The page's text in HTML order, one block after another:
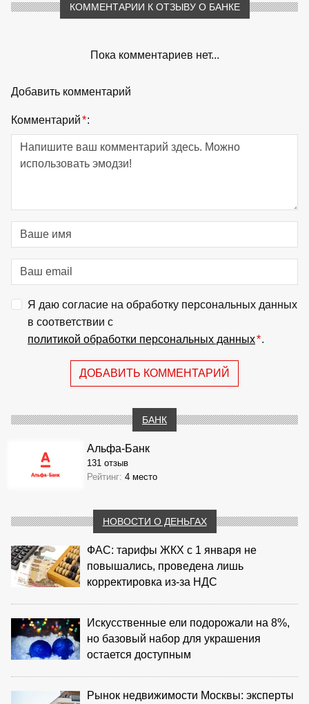
КОММЕНТАРИИ К ОТЗЫВУ О БАНКЕ
Пока комментариев нет...
Добавить комментарий
Комментарий*:
Я даю согласие на обработку персональных данных
в соответствии с
политикой обработки персональных данных*.
ДОБАВИТЬ КОММЕНТАРИЙ
БАНК
Альфа-Банк
131 отзыв
Рейтинг: 4 место
НОВОСТИ О ДЕНЬГАХ
ФАС: тарифы ЖКХ с 1 января не
повышались, проведена лишь
корректировка из‑за НДС
Искусственные ели подорожали на 8%,
но базовый набор для украшения
остается доступным
Рынок недвижимости Москвы: эксперты